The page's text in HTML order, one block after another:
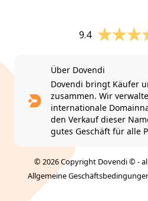
9.4
Über Dovendi
Dovendi bringt Käufer
zusammen. Wir
internationale
den Verkauf dieser
gutes Geschäft für alle
© 2026 Copyright Dovendi © -
Allgemeine